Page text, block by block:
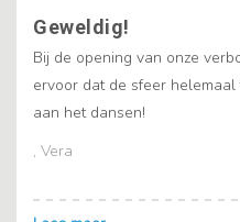
, Vera
Geweldig!
Bij de opening van onze
ervoor dat de sfeer
aan het dansen!